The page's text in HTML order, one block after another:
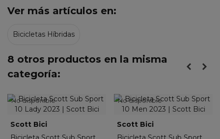
Ver más artículos en:
Bicicletas Híbridas
8 otros productos en la misma
categoría:
No disponible
Scott Bici
No disponible
Scott Bici